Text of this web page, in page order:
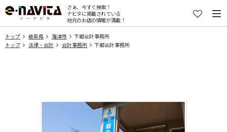
さぁ、今すぐ検索！
ナビタに掲載されている
地元のお店の情報が満載！
トップ 岐阜県 海津市
下郷会計事務所
トップ
法律・会計 会計事務所 下郷会計事務所